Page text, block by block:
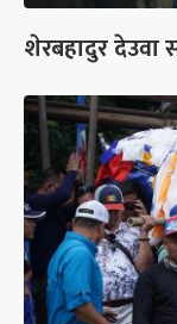
शेरबहादुर देउवा